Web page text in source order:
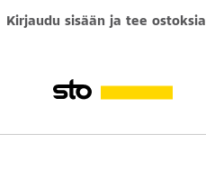
Kirjaudu sisään ja tee ostoksia
Industry Multiflex